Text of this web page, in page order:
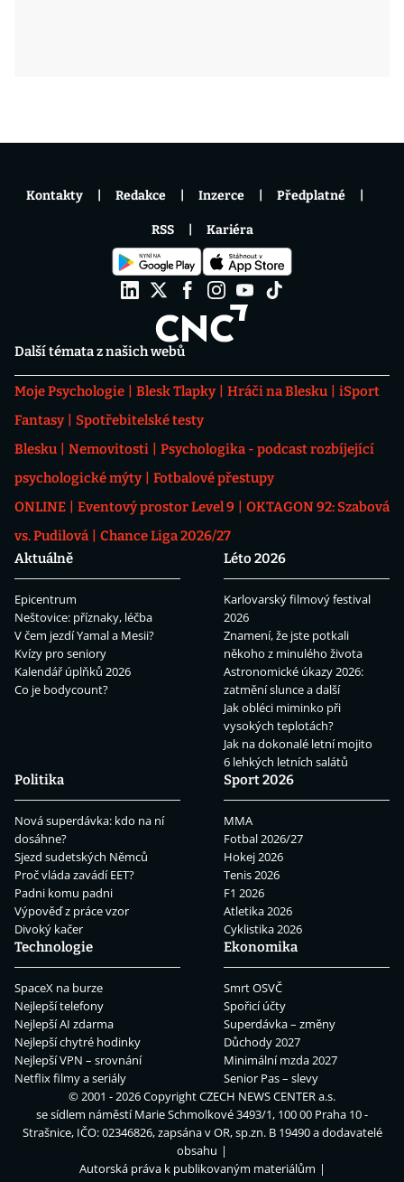
Další témata z našich webů
Moje Psychologie Blesk Tlapky Hráči na Blesku
iSport
Fantasy
Spotřebitelské testy
Blesku
Nemovitosti
Psychologika - podcast rozbíjející
psychologické mýty
Fotbalové přestupy
ONLINE
Eventový prostor Level 9
OKTAGON 92: Szabová
vs. Pudilová
Chance Liga 2026/27
Aktuálně
Epicentrum
Neštovice: příznaky, léčba
V čem jezdí Yamal a Mesii?
Kvízy pro seniory
Kalendář úplňků 2026
Co je bodycount?
Léto 2026
Karlovarský filmový festival
2026
Znamení, že jste potkali
někoho z minulého života
Astronomické úkazy 2026:
zatmění slunce a další
Jak obléci miminko při
vysokých teplotách?
Jak na dokonalé letní mojito
6 lehkých letních salátů
Politika
Nová superdávka: kdo na ní
dosáhne?
Sjezd sudetských Němců
Proč vláda zavádí EET?
Padni komu padni
Výpověď z práce vzor
Divoký kačer
Sport 2026
MMA
Fotbal 2026/27
Hokej 2026
Tenis 2026
F1 2026
Atletika 2026
Cyklistika 2026
Technologie
SpaceX na burze
Nejlepší telefony
Nejlepší AI zdarma
Nejlepší chytré hodinky
Nejlepší VPN – srovnání
Netflix filmy a seriály
Ekonomika
Smrt OSVČ
Spořicí účty
Superdávka – změny
Důchody 2027
Minimální mzda 2027
Senior Pas – slevy
Kontakty Redakce Inzerce Předplatné
RSS Kariéra
© 2001 - 2026 CopyrightCZECH NEWS CENTER a.s.
se sídlem náměstí Marie Schmolkové 3493/1, 100 00 Praha 10 -
Strašnice, IČO: 02346826, zapsána v OR, sp.zn. B 19490 a dodavatelé
obsahu
Autorská práva k publikovaným materiálům